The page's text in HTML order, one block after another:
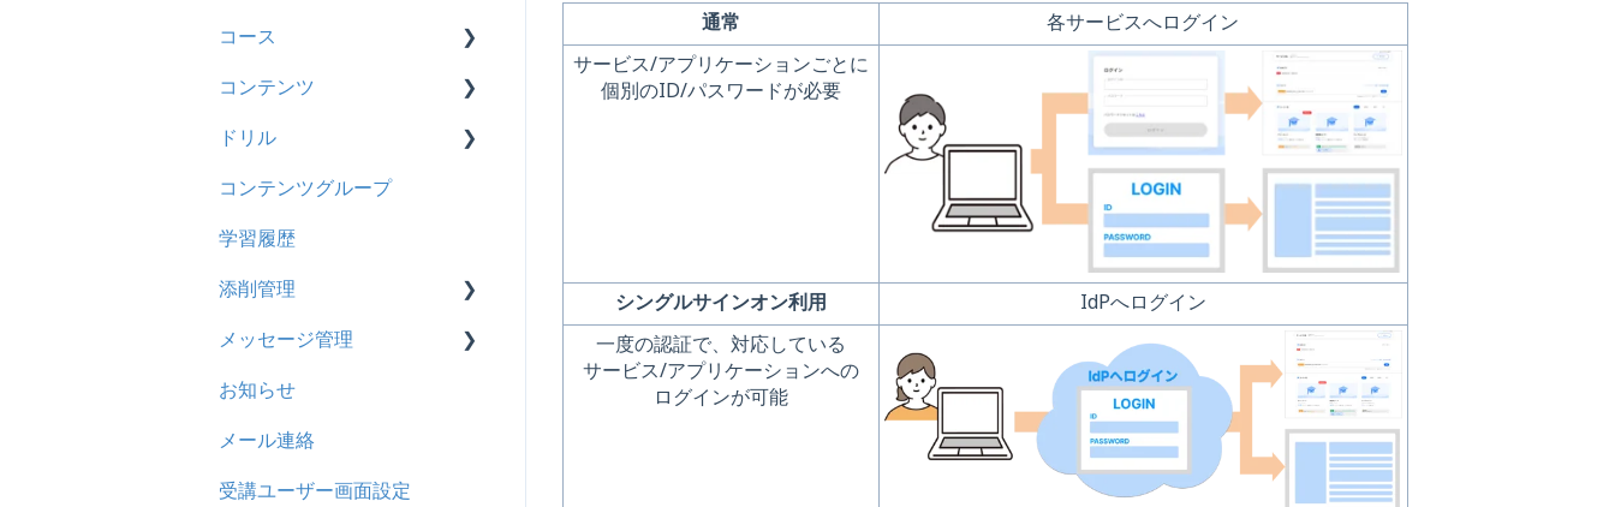
通常
各サービスへログイン
サービス/アプリケーションごとに
個別のID/パスワードが必要
シングルサインオン利用
IdPへログイン
一度の認証で、対応している
サービス/アプリケーションへの
ログインが可能
ザー
履歴
コンテンツ
CSV
ドキュメント
ビデオ
ドリル
メール
2025年9月アップデート
2025年3月アップデート
2024年12月アップデート
2024年8月アップデート
2024年5月アップデート
2023年12月アップデート
2023年11月アップデート
2023年8月アップデート
2023年4月アップデート
【新レイアウト】受講ユー
編集について
【新レイアウト】ユーザー
グループ設定
コース
基本操作
新レイアウト
旧レイアウト
コース詳細設定の参考
ストレスチェック
CSVについて
コンテンツ
ビデオ
ドキュメント
多言語表示
リンク
ドリル
概要
問題について
ドリルについて
【問題・ドリル】の参考
ドリルスキンについて
問題属性
コンテンツグループ
学習履歴
添削管理
概要
基本操作
採点権限のみを持ったユー
メッセージ管理
基本操作
リンクメッセージスレッド
お知らせ
メール連絡
受講ユーザー画面設定